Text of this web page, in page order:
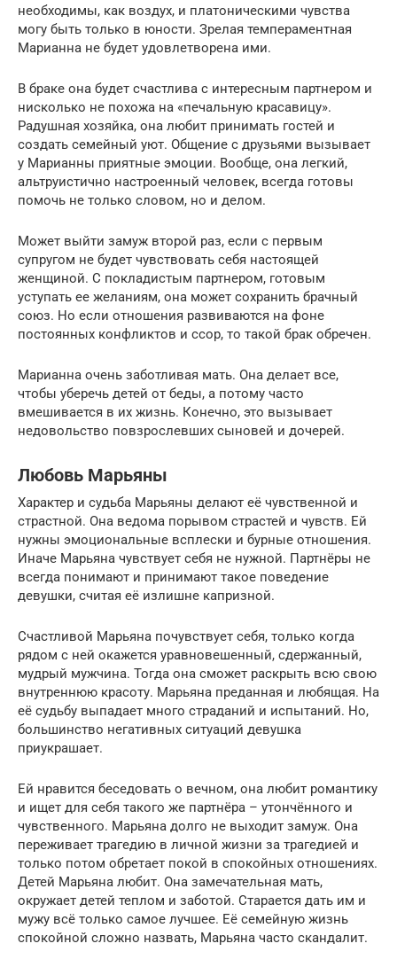
необходимы, как воздух, и платоническими чувства
могу быть только в юности. Зрелая темпераментная
Марианна не будет удовлетворена ими.
В браке она будет счастлива с интересным партнером и
нисколько не похожа на «печальную красавицу».
Радушная хозяйка, она любит принимать гостей и
создать семейный уют. Общение с друзьями вызывает
у Марианны приятные эмоции. Вообще, она легкий,
альтруистично настроенный человек, всегда готовы
помочь не только словом, но и делом.
Может выйти замуж второй раз, если с первым
супругом не будет чувствовать себя настоящей
женщиной. С покладистым партнером, готовым
уступать ее желаниям, она может сохранить брачный
союз. Но если отношения развиваются на фоне
постоянных конфликтов и ссор, то такой брак обречен.
Марианна очень заботливая мать. Она делает все,
чтобы уберечь детей от беды, а потому часто
вмешивается в их жизнь. Конечно, это вызывает
недовольство повзрослевших сыновей и дочерей.
Любовь Марьяны
Характер и судьба Марьяны делают её чувственной и
страстной. Она ведома порывом страстей и чувств. Ей
нужны эмоциональные всплески и бурные отношения.
Иначе Марьяна чувствует себя не нужной. Партнёры не
всегда понимают и принимают такое поведение
девушки, считая её излишне капризной.
Счастливой Марьяна почувствует себя, только когда
рядом с ней окажется уравновешенный, сдержанный,
мудрый мужчина. Тогда она сможет раскрыть всю свою
внутреннюю красоту. Марьяна преданная и любящая. На
её судьбу выпадает много страданий и испытаний. Но,
большинство негативных ситуаций девушка
приукрашает.
Ей нравится беседовать о вечном, она любит романтику
и ищет для себя такого же партнёра – утончённого и
чувственного. Марьяна долго не выходит замуж. Она
переживает трагедию в личной жизни за трагедией и
только потом обретает покой в спокойных отношениях.
Детей Марьяна любит. Она замечательная мать,
окружает детей теплом и заботой. Старается дать им и
мужу всё только самое лучшее. Её семейную жизнь
спокойной сложно назвать, Марьяна часто скандалит.